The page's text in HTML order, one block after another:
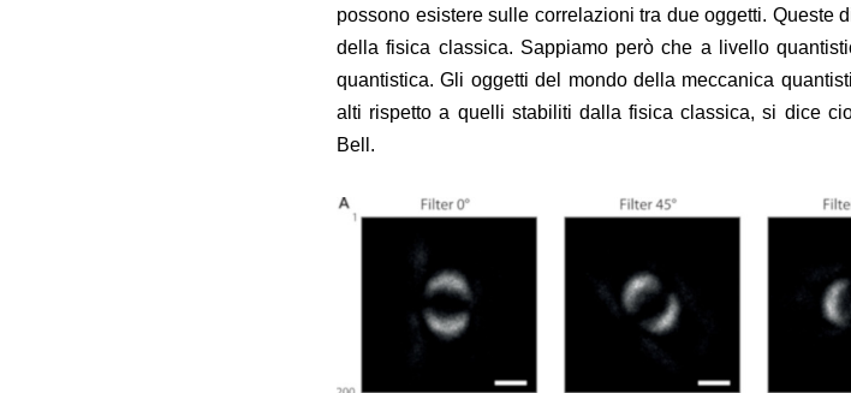
possono esistere sulle correlazioni tra due oggetti. Queste
della fisica classica. Sappiamo però che a livello
quantistica. Gli oggetti del mondo della meccanica
alti rispetto a quelli stabiliti dalla fisica classica, si dice
Bell.